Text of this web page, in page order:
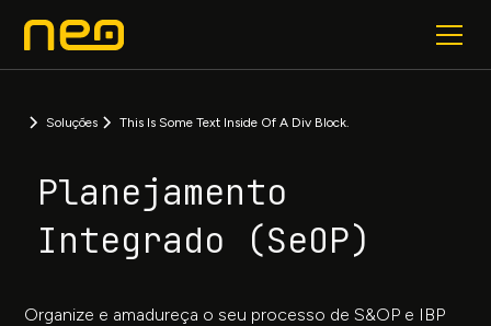
Soluções This Is Some Text Inside Of A Div Block.
Planejamento
Integrado (SeOP)
Organize e amadureça o seu processo de S&OP e IBP